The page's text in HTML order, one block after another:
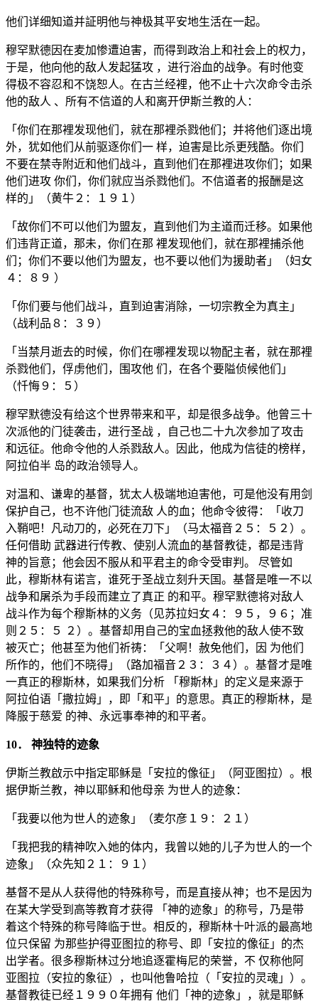
他们详细知道并証明他与神极其平安地生活在一起。
穆罕默德因在麦加惨遭迫害，而得到政治上和社会上的权力，
于是，他向他的敌人发起猛攻 ，进行浴血的战争。有时他变
得极不容忍和不饶恕人。在古兰经裡，他不止十六次命令击杀
他的敌人 、所有不信道的人和离开伊斯兰教的人：
「你们在那裡发现他们，就在那裡杀戮他们；并将他们逐出境
外，犹如他们从前驱逐你们一 样，迫害是比杀更残酷。你们
不要在禁寺附近和他们战斗，直到他们在那裡进攻你们；如果
他们进攻 你们，你们就应当杀戮他们。不信道者的报酬是这
样的」（黄牛２：１９１）
「故你们不可以他们为盟友，直到他们为主道而迁移。如果他
们违背正道，那未，你们在那 裡发现他们，就在那裡捕杀他
们；你们不要以他们为盟友，也不要以他们为援助者」（妇女
４：８９ ）
「你们要与他们战斗，直到迫害消除，一切宗教全为真主」
（战利品８：３９）
「当禁月逝去的时候，你们在哪裡发现以物配主者，就在那裡
杀戮他们，俘虏他们，围攻他 们，在各个要隘侦候他们」
（忏悔９：５）
穆罕默德没有给这个世界带来和平，却是很多战争。他曾三十
次派他的门徒袭击，进行圣战 ，自己也二十九次参加了攻击
和远征。他命令他的人杀戮敌人。因此，他成为信徒的榜样，
阿拉伯半 岛的政治领导人。
对温和、谦卑的基督，犹太人极端地迫害他，可是他没有用剑
保护自己，也不许他门徒流敌 人的血；他命令彼得：「收刀
入鞘吧！凡动刀的，必死在刀下」（马太福音２５：５２）。
任何借助 武器进行传教、使别人流血的基督教徒，都是违背
神的旨意；他会因不服从和平君主的命令受审判。 尽管如
此，穆斯林有诺言，谁死于圣战立刻升天国。基督是唯一不以
战争和屠杀为手段而建立了真正 的和平。穆罕默德将对敌人
战斗作为每个穆斯林的义务（见苏拉妇女４：９５，９６；准
则２５：５ ２）。基督却用自己的宝血拯救他的敌人使不致
被灭亡；他甚至为他们祈祷：「父啊！赦免他们，因 为他们
所作的，他们不晓得」（路加福音２３：３４）。基督才是唯
一真正的穆斯林，如果我们分析 「穆斯林」的定义是来源于
阿拉伯语「撒拉姆」，即「和平」的意思。真正的穆斯林，是
降服于慈爱 的神、永远事奉神的和平者。
10． 神独特的迹象
伊斯兰教啟示中指定耶稣是「安拉的像征」（阿亚图拉）。根
据伊斯兰教，神以耶稣和他母亲 为世人的迹象：
「我要以他为世人的迹象」（麦尔彦１９：２１）
「我把我的精神吹入她的体内，我曾以她的儿子为世人的一个
迹象」（众先知２１：９１）
基督不是从人获得他的特殊称号，而是直接从神；也不是因为
在某大学受到高等教育才获得 「神的迹象」的称号，乃是带
着这个特殊的称号降临于世。相反的，穆斯林十叶派的最高地
位只保留 为那些护得亚图拉的称号、即「安拉的像征」的杰
出学者。很多穆斯林过分地追逐霍梅尼的荣誉，不 仅称他阿
亚图拉（安拉的象征），也叫他鲁哈拉（「安拉的灵魂」）。
基督教徒已经１９９０年拥有 他们「神的迹象」，就是耶稣